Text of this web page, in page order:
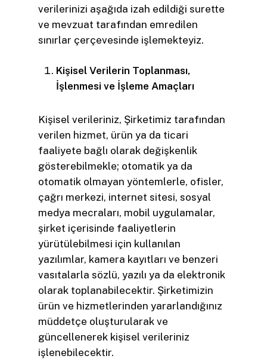
verilerinizi aşağıda izah edildiği surette
ve mevzuat tarafından emredilen
sınırlar çerçevesinde işlemekteyiz.
Kişisel Verilerin Toplanması,
İşlenmesi ve İşleme Amaçları
Kişisel verileriniz, Şirketimiz tarafından
verilen hizmet, ürün ya da ticari
faaliyete bağlı olarak değişkenlik
gösterebilmekle; otomatik ya da
otomatik olmayan yöntemlerle, ofisler,
çağrı merkezi, internet sitesi, sosyal
medya mecraları, mobil uygulamalar,
şirket içerisinde faaliyetlerin
yürütülebilmesi için kullanılan
yazılımlar, kamera kayıtları ve benzeri
vasıtalarla sözlü, yazılı ya da elektronik
olarak toplanabilecektir. Şirketimizin
ürün ve hizmetlerinden yararlandığınız
müddetçe oluşturularak ve
güncellenerek kişisel verileriniz
işlenebilecektir.